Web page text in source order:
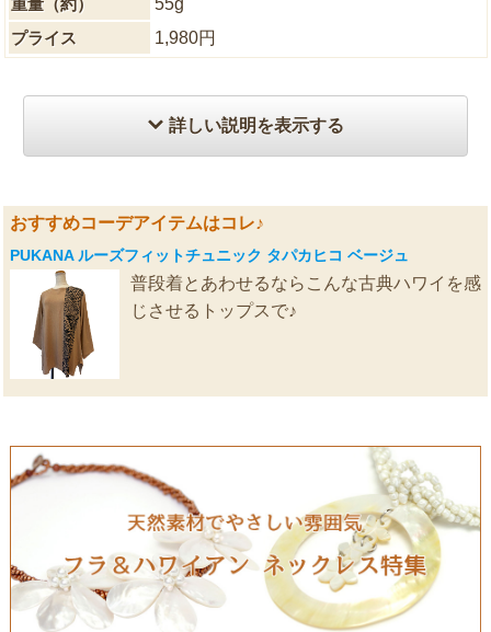
プライス
1,980円
詳しい説明を表示する
おすすめコーデアイテムはコレ♪
PUKANA ルーズフィットチュニック タパカヒコ ベージュ
普段着とあわせるならこんな古典ハワイを感
じさせるトップスで♪